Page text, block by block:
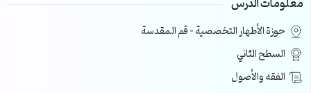
معلومات الدرس
حوزة الأطهار التخصصية – قم المقدسة
السطح الثاني
الفقه والأصول